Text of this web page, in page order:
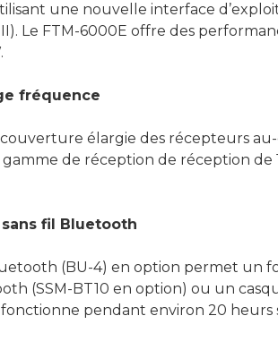
une nouvelle interface
Le FTM-6000E offre des
fréquence
élargie des récepteurs
de réception de réception de
fil Bluetooth
(BU-4) en option permet un
(SSM-BT10 en option) ou un
fonctionne pendant environ 20